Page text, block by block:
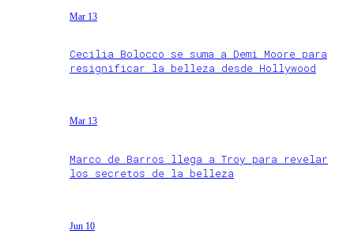
Mar 13
Cecilia Bolocco se suma a Demi Moore para
resignificar la belleza desde Hollywood
Mar 13
Marco de Barros llega a Troy para revelar
los secretos de la belleza
Jun 10